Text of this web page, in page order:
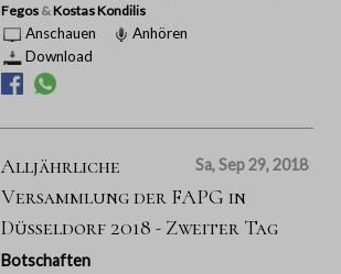
Fegos & Kostas Kondilis
Anschauen
Anhören
Download
Sa, Sep 29, 2018
Alljährliche
Versammlung der FAPG in
Düsseldorf 2018 - Zweiter Tag
Botschaften